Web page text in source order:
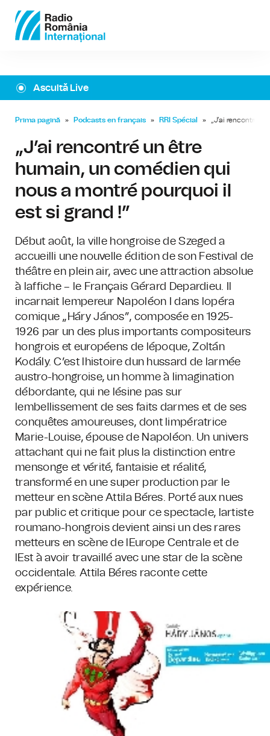
Ascultă Live
Prima pagină » Podcasts en français » RRI Spécial » „J’ai rencontré
„J’ai rencontré un être
humain, un comédien qui
nous a montré pourquoi il
est si grand !”
Début août, la ville hongroise de Szeged a
accueilli une nouvelle édition de son Festival de
théâtre en plein air, avec une attraction absolue
à laffiche – le Français Gérard Depardieu. Il
incarnait lempereur Napoléon I dans lopéra
comique „Háry János”, composée en 1925-
1926 par un des plus importants compositeurs
hongrois et européens de lépoque, Zoltán
Kodály. C’est lhistoire dun hussard de larmée
austro-hongroise, un homme à limagination
débordante, qui ne lésine pas sur
lembellissement de ses faits darmes et de ses
conquêtes amoureuses, dont limpératrice
Marie-Louise, épouse de Napoléon. Un univers
attachant qui ne fait plus la distinction entre
mensonge et vérité, fantaisie et réalité,
transformé en une super production par le
metteur en scène Attila Béres. Porté aux nues
par public et critique pour ce spectacle, lartiste
roumano-hongrois devient ainsi un des rares
metteurs en scène de lEurope Centrale et de
lEst à avoir travaillé avec une star de la scène
occidentale. Attila Béres raconte cette
expérience.